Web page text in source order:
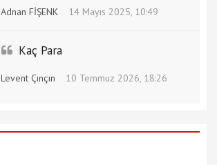
Adnan FİŞENK 14 Mayıs 2025, 10:49
Kaç Para
Levent Çınçın 10 Temmuz 2026, 18:26